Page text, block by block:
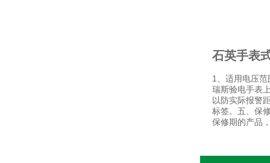
石英手表
1、适用电压
瑞斯验电手表
以防实际报警
标签。五、保
保修期的产品